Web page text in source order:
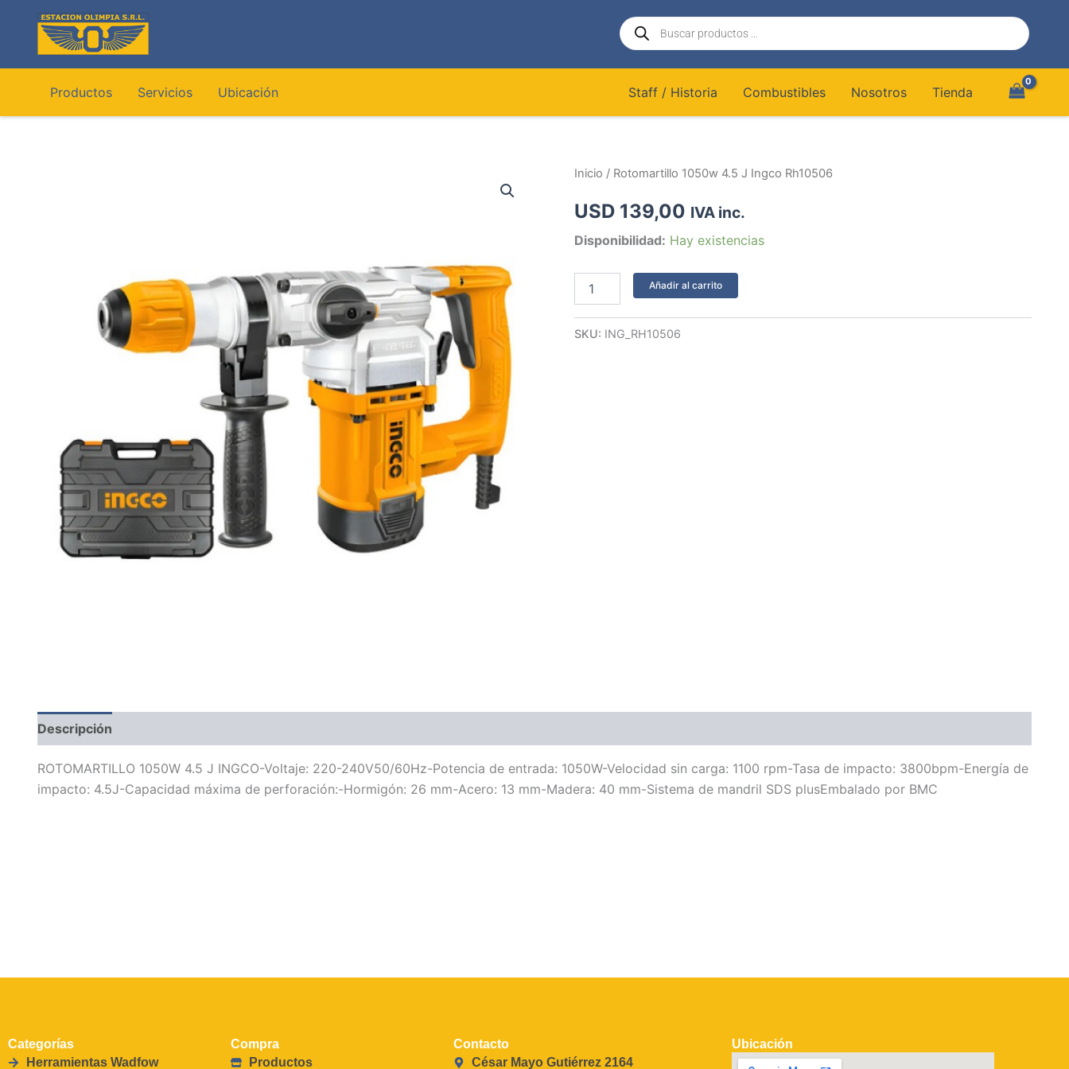
contenido
Búsqueda
de
productos
Productos Servicios Ubicación Staff / Historia Combustibles Nosotros Tienda
Inicio / Rotomartillo 1050w 4.5 J Ingco Rh10506
USD 139,00 IVA inc.
Disponibilidad: Hay existencias
Rotomartillo
4.5
J
Ingco
Rh10506
Añadir al carrito
SKU: ING_RH10506
Descripción
ROTOMARTILLO 1050W 4.5 J INGCO-Voltaje: 220-240V50/60Hz-Potencia de entrada: 1050W-Velocidad sin carga: 1100 rpm-Tasa de impacto: 3800bpm-Energía de
impacto: 4.5J-Capacidad máxima de perforación:-Hormigón: 26 mm-Acero: 13 mm-Madera: 40 mm-Sistema de mandril SDS plusEmbalado por BMC
Categorías
Herramientas Wadfow
Compra
Productos
Contacto
César Mayo Gutiérrez 2164
Ubicación